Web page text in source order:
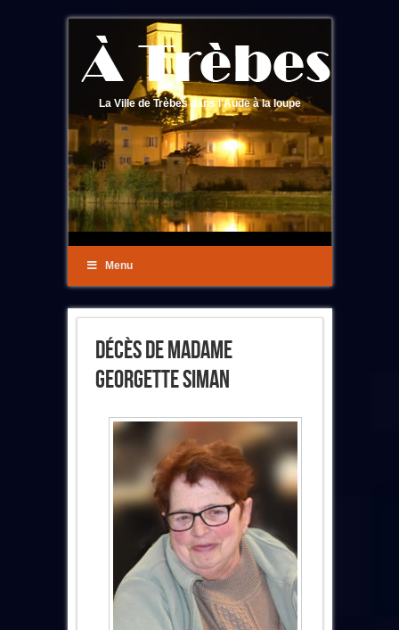
La Ville de Trèbes dans l'Aude à la loupe
Menu
Décès De Madame
Georgette Siman